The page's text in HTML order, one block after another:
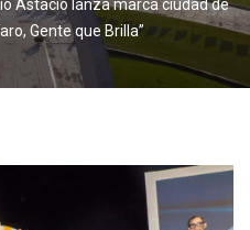
Astacio lanza marca ciudad de
Gente que Brilla”